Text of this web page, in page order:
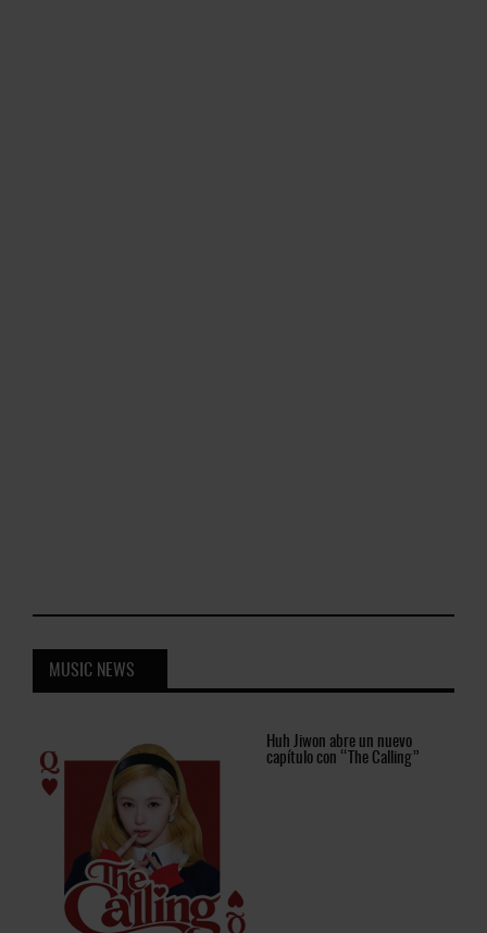
MUSIC NEWS
Huh Jiwon abre un nuevo
capítulo con “The Calling”